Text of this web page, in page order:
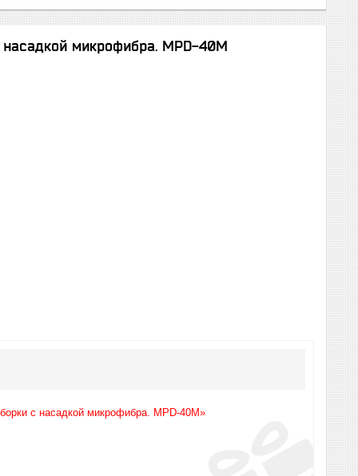
микрофибра. MPD-40M
с насадкой микрофибра. MPD-40M»